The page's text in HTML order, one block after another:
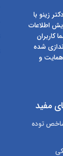
زینو با
اطلاعات
کاربران
شده
و
مفید
توده